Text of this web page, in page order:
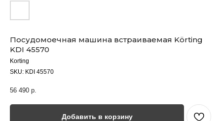
Посудомоечная машина встраиваемая Körting
KDI 45570
Korting
SKU: KDI 45570
56 490 р.
Добавить в корзину